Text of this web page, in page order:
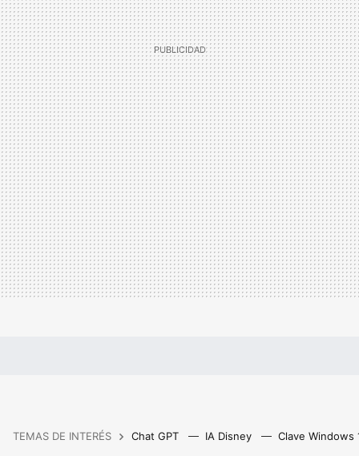
TEMAS DE INTERÉS Chat GPT IA Disney Clave Windows